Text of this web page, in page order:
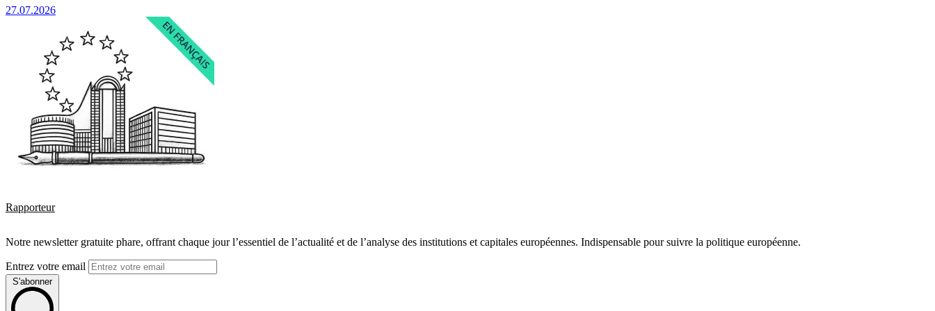
27.07.2026
Rapporteur
Notre newsletter gratuite phare, offrant chaque jour l’essentiel de l’actualité et de l’analyse des institutions et capitales européennes. Indispensable pour suivre la politique européenne.
Entrez votre email
S'abonner